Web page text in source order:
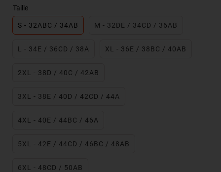
Taille
S - 32ABC / 34AB M - 32DE / 34CD / 36AB
L - 34E / 36CD / 38A XL - 36E / 38BC / 40AB
2XL - 38D / 40C / 42AB
3XL - 38E / 40D / 42CD / 44A
4XL - 40E / 44BC / 46A
5XL - 42E / 44CD / 46BC / 48AB
6XL - 48CD / 50AB